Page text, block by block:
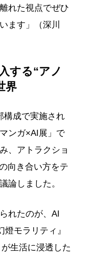
れた視点でぜひ
ます」（深川
する“アノ
界
構成で実施され
ンガ×AI展」で
、アトラクショ
向き合い方をテ
論しました。
れたのが、AI
モラリティ』
生活に浸透した